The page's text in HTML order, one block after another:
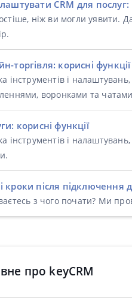
CRM для
ніж ви могли уявити.
торгівля: корисні функції
інструментів і
воронками та
корисні функції
інструментів і
кроки після підключення
з чого почати? Ми
про keyCRM